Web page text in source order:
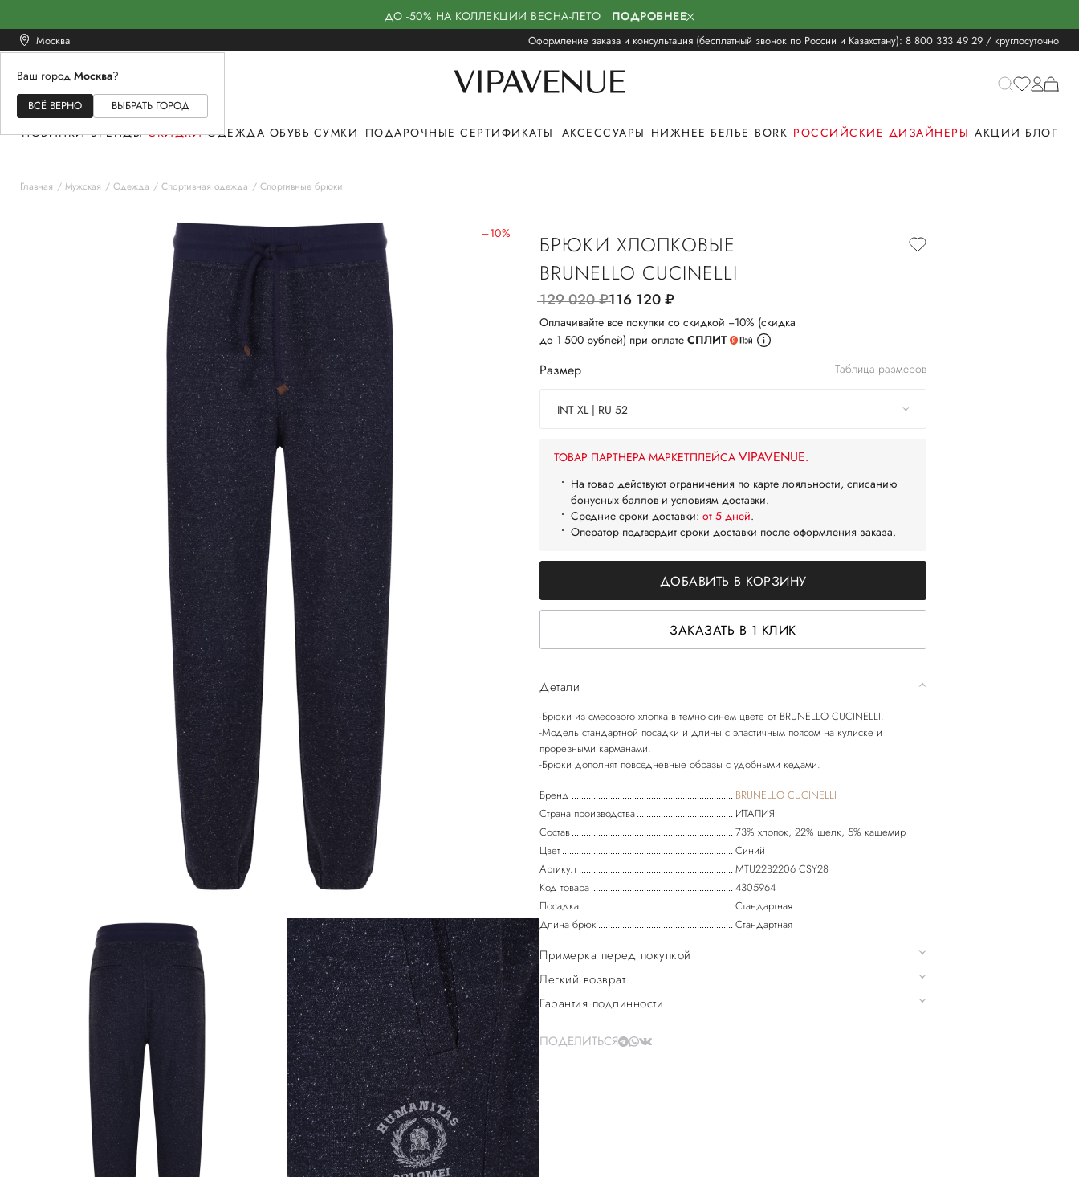
ДО -50% НА КОЛЛЕКЦИИ ВЕСНА-ЛЕТО ПОДРОБНЕЕ
Москва Оформление заказа и консультация (бесплатный звонок по России и Казахстану): 8 800 333 49 29 / круглосуточно
Ваш город Москва?
ВСЁ ВЕРНО ВЫБРАТЬ ГОРОД
ЖЕНСКОЕМУЖСКОЕ
НОВИНКИ БРЕНДЫ СКИДКИ ОДЕЖДА ОБУВЬ СУМКИ ПОДАРОЧНЫЕ СЕРТИФИКАТЫ АКСЕССУАРЫ НИЖНЕЕ БЕЛЬЕ BORK РОССИЙСКИЕ ДИЗАЙНЕРЫ АКЦИИ БЛОГ
Главная Мужская Одежда Спортивная одежда Спортивные брюки
–10%
БРЮКИ ХЛОПКОВЫЕ
BRUNELLO CUCINELLI
129 020руб.116 120руб.
Оплачивайте все покупки со скидкой −10% (скидка
до 1 500 рублей) при оплате СПЛИТ
Размер Таблица размеров
INT XL | RU 52
ТОВАР ПАРТНЕРА МАРКЕТПЛЕЙСА VIPAVENUE.
На товар действуют ограничения по карте лояльности, списанию
бонусных баллов и условиям доставки.
Средние сроки доставки: от 5 дней.
Оператор подтвердит сроки доставки после оформления заказа.
ДОБАВИТЬ В КОРЗИНУ
ЗАКАЗАТЬ В 1 КЛИК
Детали
-Брюки из смесового хлопка в темно-синем цвете от BRUNELLO CUCINELLI.
-Модель стандартной посадки и длины с эластичным поясом на кулиске и
прорезными карманами.
-Брюки дополнят повседневные образы с удобными кедами.
Бренд
BRUNELLO CUCINELLI
Страна производства
ИТАЛИЯ
Состав
73% хлопок, 22% шелк, 5% кашемир
Цвет
Синий
Артикул
MTU22B2206 CSY28
Код товара
4305964
Посадка
Стандартная
Длина брюк
Стандартная
Примерка перед покупкой
Легкий возврат
Гарантия подлинности
ПОДЕЛИТЬСЯ